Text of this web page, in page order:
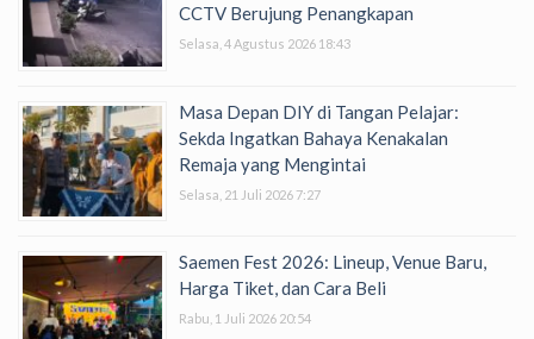
CCTV Berujung Penangkapan
Selasa, 4 Agustus 2026 18:43
Masa Depan DIY di Tangan Pelajar:
Sekda Ingatkan Bahaya Kenakalan
Remaja yang Mengintai
Selasa, 21 Juli 2026 7:27
Saemen Fest 2026: Lineup, Venue Baru,
Harga Tiket, dan Cara Beli
Rabu, 1 Juli 2026 20:54